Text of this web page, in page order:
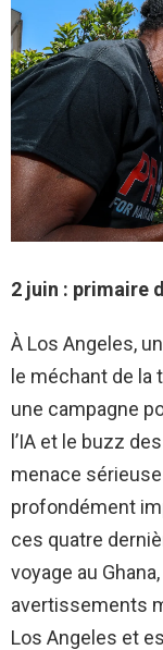
2 juin : primaire
À Los Angeles,
le méchant de la
une campagne
l’IA et le buzz
menace
profondément
ces quatre
voyage au
avertissements
Los Angeles et